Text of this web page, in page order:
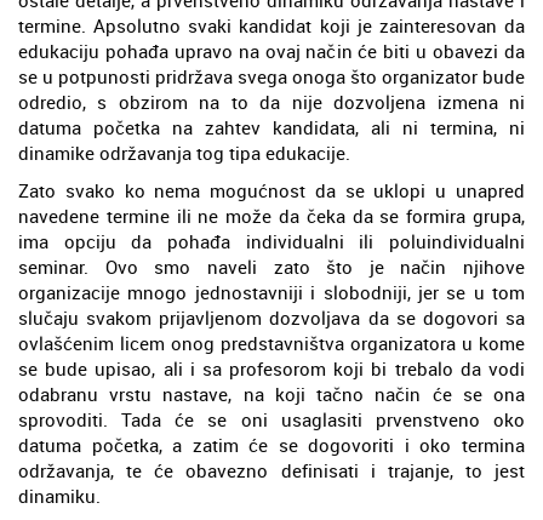
termine. Apsolutno svaki kandidat koji je zainteresovan da
edukaciju pohađa upravo na ovaj način će biti u obavezi da
se u potpunosti pridržava svega onoga što organizator bude
odredio, s obzirom na to da nije dozvoljena izmena ni
datuma početka na zahtev kandidata, ali ni termina, ni
dinamike održavanja tog tipa edukacije.
Zato svako ko nema mogućnost da se uklopi u unapred
navedene termine ili ne može da čeka da se formira grupa,
ima opciju da pohađa individualni ili poluindividualni
seminar. Ovo smo naveli zato što je način njihove
organizacije mnogo jednostavniji i slobodniji, jer se u tom
slučaju svakom prijavljenom dozvoljava da se dogovori sa
ovlašćenim licem onog predstavništva organizatora u kome
se bude upisao, ali i sa profesorom koji bi trebalo da vodi
odabranu vrstu nastave, na koji tačno način će se ona
sprovoditi. Tada će se oni usaglasiti prvenstveno oko
datuma početka, a zatim će se dogovoriti i oko termina
održavanja, te će obavezno definisati i trajanje, to jest
dinamiku.